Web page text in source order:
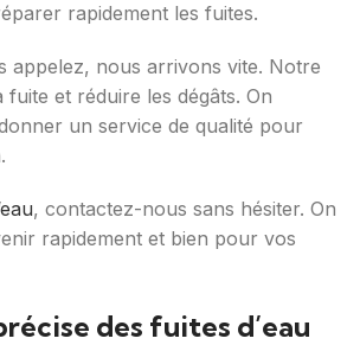
rapidement les fuites.
appelez, nous arrivons vite. Notre
et réduire les dégâts. On
un service de qualité pour
, contactez-nous sans hésiter. On
rapidement et bien pour vos
des fuites d’eau